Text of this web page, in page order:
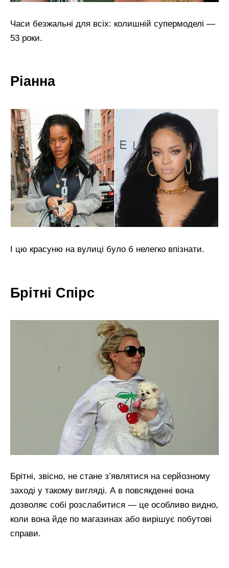
Часи безжальні для всіх: колишній супермоделі —
53 роки.
Ріанна
І цю красуню на вулиці було б нелегко впізнати.
Брітні Спірс
Брітні, звісно, не стане з’являтися на серйозному
заході у такому вигляді. А в повсякденні вона
дозволяє собі розслабитися — це особливо видно,
коли вона йде по магазинах або вирішує побутові
справи.